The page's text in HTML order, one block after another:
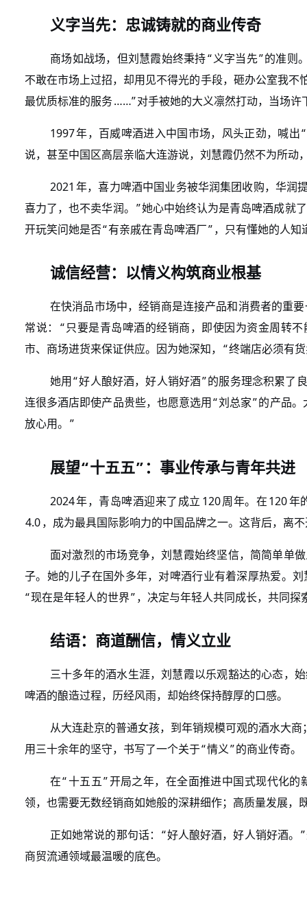
义字当先：忠诚铸就的商业传奇
商场如战场，但刘慧霞始终秉持“ 义字当先”的准则
不敢在市场上过招，却用见不得光的手段，砸办公室我
最优质标准的服务……”对手被她的大义凛然打动，当场
1997年，百威啤酒进入中国市场，风头正劲，喊出“
说，甚至中国区高层亲临大连游说，刘慧霞仍然不为所动
2021 年，喜力啤酒中国业务被华润集团收购，华润
喜力了，也不卖华润。
”她心中始终认为是青岛啤酒成就
开玩笑问她是否“有亲戚在青岛啤酒厂” ，只有懂她的人知
诚信经营：以情义构筑商业根基
在快消品市场中，经销商是连接产品和消费者的重
常说：
“ 只要是青岛啤酒的经销商，即使因为资金周转
市、商场进货来保证供应。因为她深知，
“终端店必须有
她用 “好人酿好酒，好人销好酒”的服务理念积累了
连很多酒店即使产品贵些，也愿意选用 “刘总家”的产品。
放心用。
”
展望“十五五” ：事业传承与青年共进
2024年，青岛啤酒迎来了成立 120周年。在 120年
4.0 ，成为最具国际影响力的中国品牌之一。这背后，离
面对激烈的市场竞争，刘慧霞始终坚信，简简单单
子。她的儿子在国外多年，对啤酒行业有着深厚热爱。
“现在是年轻人的世界” ，决定与年轻人共同成长，共同探
结语：商道酬信，情义立业
三十多年的酒水生涯，刘慧霞以乐观豁达的心态，
啤酒的酿造过程，历经风雨，却始终保持醇厚的口感。
从大连赴京的普通女孩，到年销规模可观的酒水大商
用三十余年的坚守，书写了一个关于“情义”的商业传奇。
在 “十五五”开局之年，在全面推进中国式现代化
领，也需要无数经销商如她般的深耕细作；高质量发展
正如她常说的那句话： “好人酿好酒，好人销好酒。 ”
商贸流通领域最温暖的底色。